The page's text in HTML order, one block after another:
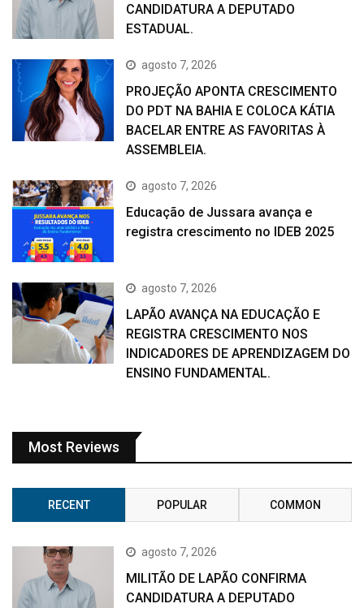
CANDIDATURA A DEPUTADO
ESTADUAL.
agosto 7, 2026
PROJEÇÃO APONTA CRESCIMENTO
DO PDT NA BAHIA E COLOCA KÁTIA
BACELAR ENTRE AS FAVORITAS À
ASSEMBLEIA.
agosto 7, 2026
Educação de Jussara avança e
registra crescimento no IDEB 2025
agosto 7, 2026
LAPÃO AVANÇA NA EDUCAÇÃO E
REGISTRA CRESCIMENTO NOS
INDICADORES DE APRENDIZAGEM DO
ENSINO FUNDAMENTAL.
Most Reviews
RECENT POPULAR COMMON
agosto 7, 2026
MILITÃO DE LAPÃO CONFIRMA
CANDIDATURA A DEPUTADO